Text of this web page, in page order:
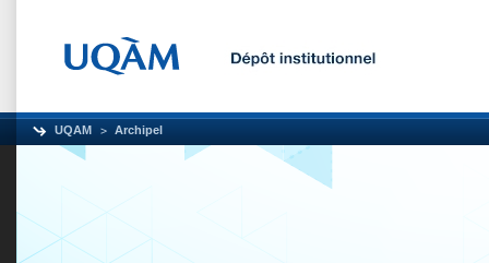
UQAM Archipel